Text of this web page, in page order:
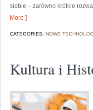
siebie – zarówno krótkie
More ]
CATEGORIES: NOWE
Kultura i